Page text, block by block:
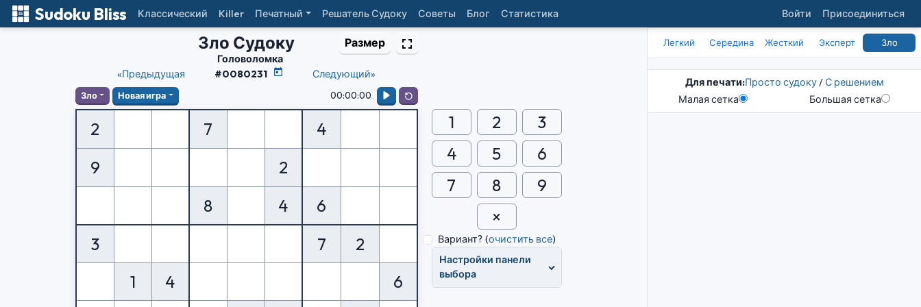
Sudoku Bliss Классический Killer Печатный Решатель Судоку Советы Блог Статистика Войти Присоединиться
Зло Судоку Размер
«Предыдущая
Головоломка
#0080231
Следующий»
Зло Новая игра 00:00:00
2 7
4
9
2
8
4
6
3
7
2
1
4 6
1 2
3
4
5
6
7
8 9
Вариант? (очистить все)
Настройки панели
выбора
Легкий Середина Жесткий Эксперт Зло
Для печати:Просто судоку/С решением
Малая сетка
Большая сетка